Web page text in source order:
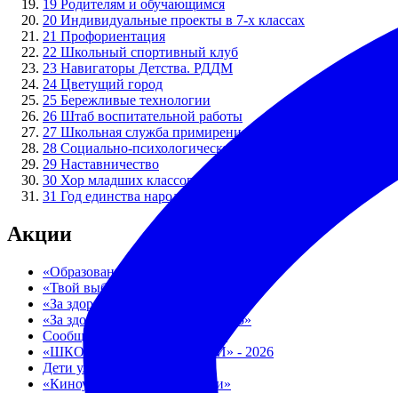
19 Родителям и обучающимся
20 Индивидуальные проекты в 7-х классах
21 Профориентация
22 Школьный спортивный клуб
23 Навигаторы Детства. РДДМ
24 Цветущий город
25 Бережливые технологии
26 Штаб воспитательной работы
27 Школьная служба примирения
28 Социально-психологическое тестирование
29 Наставничество
30 Хор младших классов "ПЕРЕМЕНКА"
31 Год единства народов России
Акции
«Образование всем детям 2025»
«Твой выбор»
«За здоровый образ жизни - 2026»
«За здоровый образ жизни - 2025»
Сообщи, где торгуют смертью
«ШКОЛЕ ВАЖЕН КАЖДЫЙ» - 2026
Дети улиц - 2025
«Киноуроки в школах России»